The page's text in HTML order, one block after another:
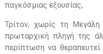
παγκόσμιας εξουσίας;
Τρίτον, χωρίς τη
πρωταρχική πληγή της
περίπτωση να